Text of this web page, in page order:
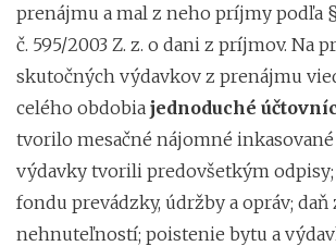
prenájmu a mal z neho príjmy podľa
č. 595/2003 Z. z. o dani z príjmov. Na
skutočných výdavkov z prenájmu
celého obdobia jednoduché
tvorilo mesačné nájomné
výdavky tvorili predovšetkým
fondu prevádzky, údržby a opráv; daň
nehnuteľností; poistenie bytu a